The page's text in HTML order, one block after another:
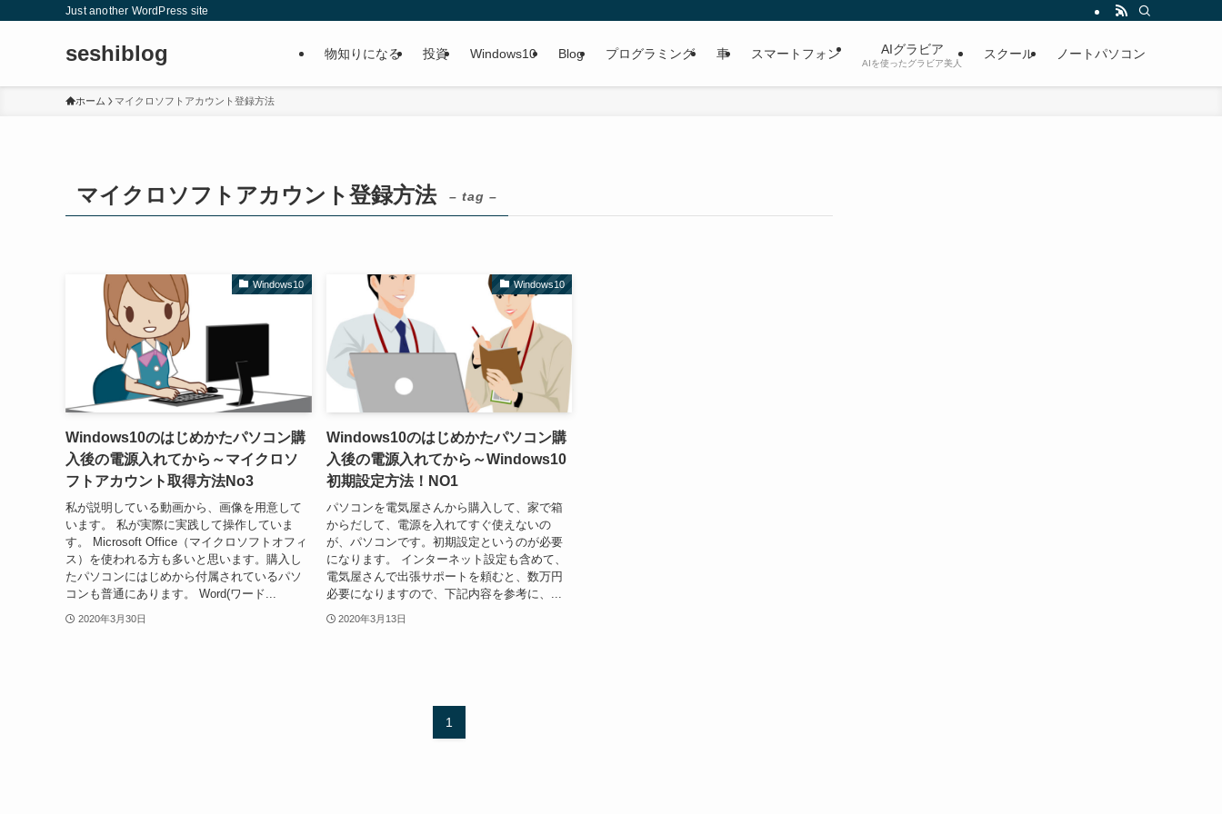
Just another WordPress site
seshiblog 物知りになる 投資 Windows10 Blog プログラミング 車 スマートフォン AIグラビア
AIを使ったグラビア美人
スクール ノートパソコン
ホーム マイクロソフトアカウント登録方法
マイクロソフトアカウント登録方法 – tag –
Windows10
Windows10のはじめかたパソコン購
入後の電源入れてから～マイクロソ
フトアカウント取得方法No3
私が説明している動画から、画像を用意して
います。 私が実際に実践して操作していま
す。 Microsoft Office（マイクロソフトオフィ
ス）を使われる方も多いと思います。購入し
たパソコンにはじめから付属されているパソ
コンも普通にあります。 Word(ワード...
2020年3月30日
Windows10
Windows10のはじめかたパソコン購
入後の電源入れてから～Windows10
初期設定方法！NO1
パソコンを電気屋さんから購入して、家で箱
からだして、電源を入れてすぐ使えないの
が、パソコンです。初期設定というのが必要
になります。 インターネット設定も含めて、
電気屋さんで出張サポートを頼むと、数万円
必要になりますので、下記内容を参考に、...
2020年3月13日
1